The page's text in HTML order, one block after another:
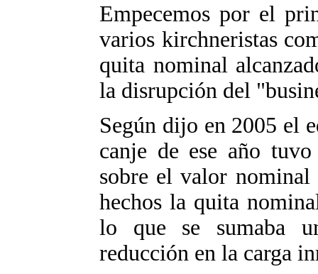
Empecemos por el
varios kirchneristas
quita nominal
la disrupción del
Según dijo en 2005 el
canje de ese año
sobre el valor
hechos la quita
lo que se sumaba
reducción en la carga